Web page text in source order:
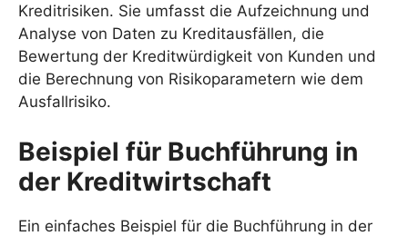
Kreditrisiken. Sie umfasst die Aufzeichnung und
Analyse von Daten zu Kreditausfällen, die
Bewertung der Kreditwürdigkeit von Kunden und
die Berechnung von Risikoparametern wie dem
Ausfallrisiko.
Beispiel für Buchführung in
der Kreditwirtschaft
Ein einfaches Beispiel für die Buchführung in der